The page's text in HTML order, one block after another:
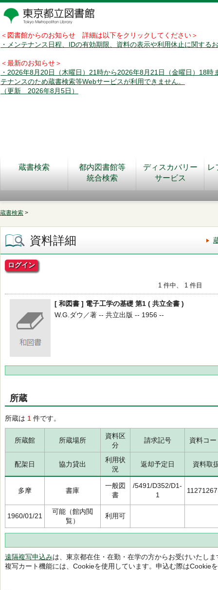
＜図書館からのお知らせ 詳細は以下をクリックしてください＞
・メンテナンス日程、IDの有効期限、資料の表示や利用休止に関する
＜最新のお知らせ＞
・2026年8月20日（木曜日）21時から2026年8月21日（金曜日）18時
テナンスのため蔵書検索等Webサービスが利用できません。
（更新 2026年8月5日）
蔵書検索
都内図書館等
統合検索
ディスカバリー
サービス
レ
蔵書検索 >
資料詳細
ログイン
1 件中、 1 件目
[ 和図書 ] 電子工学の基礎 第1 ( 共立全書 )
W.G.ダウ／著 -- 共立出版 -- 1956 --
所蔵
所蔵は 1 件です。
所蔵館 所蔵場所
資料区
分
請求記号 資料コー
配架日 協力貸出
利用状
況
返却予定日 資料取
多摩 書庫
一般図
書
/5491/D352/D1-
1
1960/01/21
可能（館内閲
覧）
利用可
遠隔複写申込みは、東京都在住・在勤・在学の方からお受けいたしま
複写カート機能には、Cookieを使用しています。申込む際はCookie